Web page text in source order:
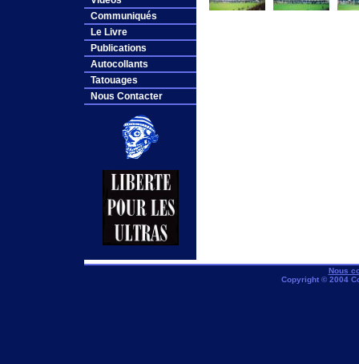
Communiqués
Le Livre
Publications
Autocollants
Tatouages
Nous Contacter
Nous
Copyright © 2004